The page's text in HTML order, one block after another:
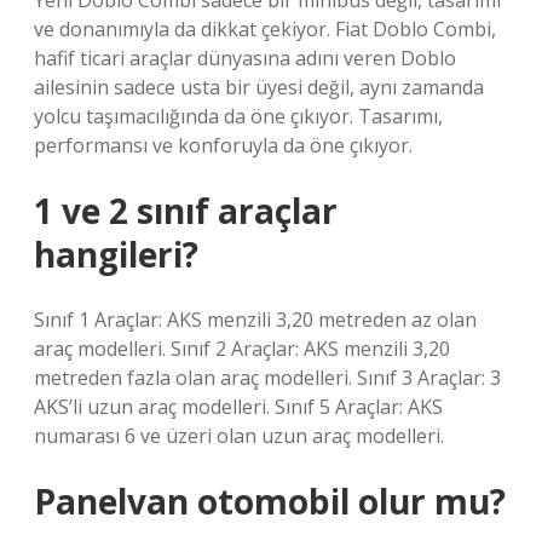
ve donanımıyla da dikkat çekiyor. Fiat Doblo Combi,
hafif ticari araçlar dünyasına adını veren Doblo
ailesinin sadece usta bir üyesi değil, aynı zamanda
yolcu taşımacılığında da öne çıkıyor. Tasarımı,
performansı ve konforuyla da öne çıkıyor.
1 ve 2 sınıf araçlar
hangileri?
Sınıf 1 Araçlar: AKS menzili 3,20 metreden az olan
araç modelleri. Sınıf 2 Araçlar: AKS menzili 3,20
metreden fazla olan araç modelleri. Sınıf 3 Araçlar: 3
AKS’li uzun araç modelleri. Sınıf 5 Araçlar: AKS
numarası 6 ve üzeri olan uzun araç modelleri.
Panelvan otomobil olur mu?